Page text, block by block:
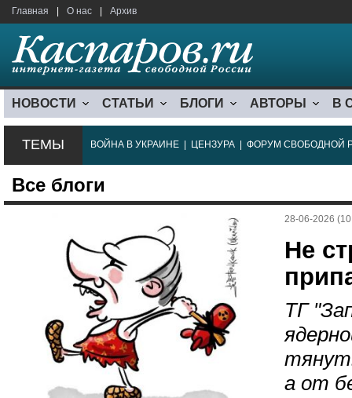
Главная О нас Архив
НОВОСТИ СТАТЬИ БЛОГИ АВТОРЫ В
ТЕМЫ ВОЙНА В УКРАИНЕ ЦЕНЗУРА ФОРУМ СВОБОДНОЙ
Все блоги
28-06-2026
Не
ТГ
а от